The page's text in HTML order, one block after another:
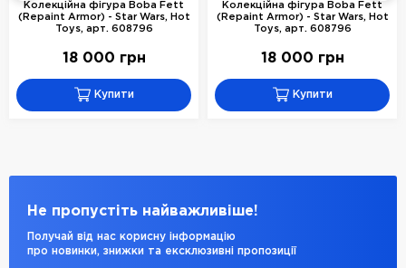
Колекційна фігура Boba Fett
(Repaint Armor) - Star Wars, Hot
Toys, арт. 608796
18 000 грн
Купити
Колекційна фігура Boba Fett
(Repaint Armor) - Star Wars, Hot
Toys, арт. 608796
18 000 грн
Купити
Не пропустіть найважливіше!
Получай від нас корисну інформацію
про новинки, знижки та ексклюзивні пропозиції